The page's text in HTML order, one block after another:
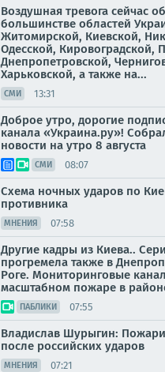
Воздушная тревога сейчас
большинстве областей
Житомирской, Киевской,
Одесской, Кировоградской,
Днепропетровской,
Харьковской, а также на...
СМИ 13:31
Доброе утро, дорогие
канала «Украина.ру»!
новости на утро 8 августа
СМИ 08:07
Схема ночных ударов по
противника
МНЕНИЯ 07:58
Другие кадры из Киева..
прогремела также в
Роге. Мониторинговые
масштабном пожаре в
ПАБЛИКИ 07:55
Владислав Шурыгин:
после российских ударов
МНЕНИЯ 07:21